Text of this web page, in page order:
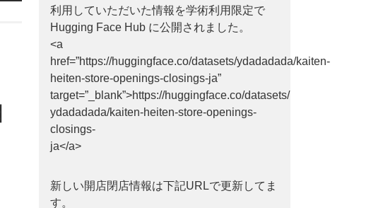
利用していただいた情報を学術利用限定で
Hugging Face Hub に公開されました。
<a
href=”https://huggingface.co/datasets/ydadadada/kaiten-
heiten-store-openings-closings-ja”
target=”_blank”>https://huggingface.co/datasets/
ydadadada/kaiten-heiten-store-openings-
closings-
ja</a>
新しい開店閉店情報は下記URLで更新してま
す。